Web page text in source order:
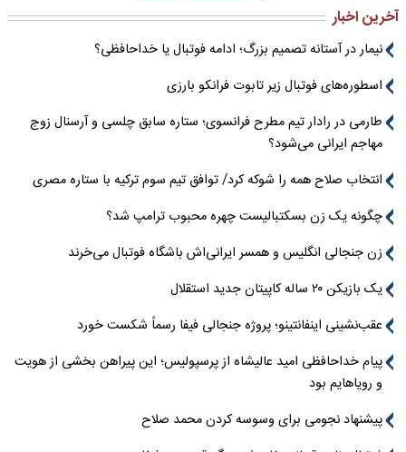
آخرین اخبار
نیمار در آستانه تصمیم بزرگ؛ ادامه فوتبال یا خداحافظی؟
اسطوره‌های فوتبال زیر تابوت فرانکو بارزی
طارمی در رادار تیم مطرح فرانسوی؛ ستاره سابق چلسی و آرسنال زوج
مهاجم ایرانی می‌شود؟
انتخاب صلاح همه را شوکه کرد/ توافق تیم سوم ترکیه با ستاره مصری
چگونه یک زن بسکتبالیست چهره محبوب ترامپ شد؟
زن جنجالی انگلیس و همسر ایرانی‌اش باشگاه فوتبال می‌خرند
یک بازیکن ۲۰ ساله کاپیتان جدید استقلال
عقب‌نشینی اینفانتینو؛ پروژه جنجالی فیفا رسماً شکست خورد
پیام خداحافظی امید عالیشاه از پرسپولیس؛ این پیراهن بخشی از هویت
و رویاهایم بود
پیشنهاد نجومی برای وسوسه کردن محمد صلاح